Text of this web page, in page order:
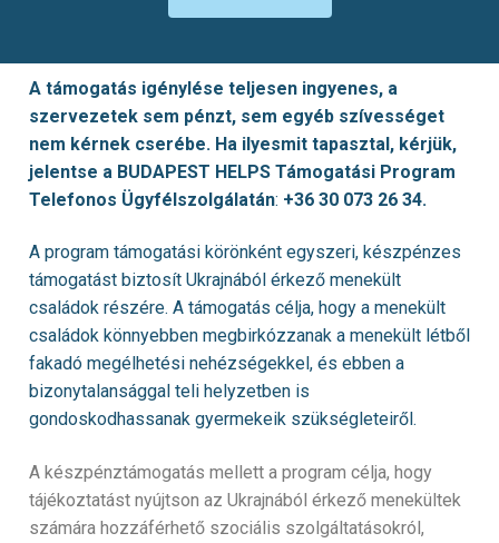
A támogatás igénylése teljesen ingyenes, a
szervezetek sem pénzt, sem egyéb szívességet
nem kérnek cserébe. Ha ilyesmit tapasztal, kérjük,
jelentse a BUDAPEST HELPS Támogatási Program
Telefonos Ügyfélszolgálatán: +36 30 073 26 34.
A program támogatási körönként egyszeri, készpénzes
támogatást biztosít Ukrajnából érkező menekült
családok részére. A támogatás célja, hogy a menekült
családok könnyebben megbirkózzanak a menekült létből
fakadó megélhetési nehézségekkel, és ebben a
bizonytalansággal teli helyzetben is
gondoskodhassanak gyermekeik szükségleteiről.
A készpénztámogatás mellett a program célja, hogy
tájékoztatást nyújtson az Ukrajnából érkező menekültek
számára hozzáférhető szociális szolgáltatásokról,